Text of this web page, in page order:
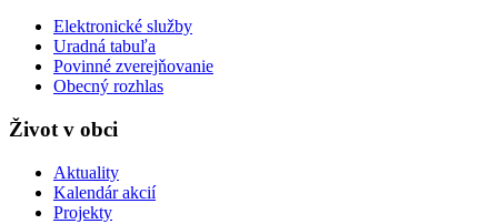
Elektronické služby
Uradná tabuľa
Povinné zverejňovanie
Obecný rozhlas
Život v obci
Aktuality
Kalendár akcií
Projekty